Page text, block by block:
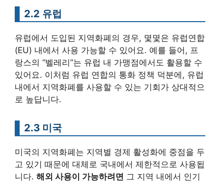
2.2 유럽
유럽에서 도입된 지역화폐의 경우, 몇몇은 유럽연합
(EU) 내에서 사용 가능할 수 있어요. 예를 들어, 프
랑스의 “벨레리”는 유럽 내 가맹점에서도 활용할 수
있어요. 이처럼 유럽 연합의 통화 정책 덕분에, 유럽
내에서 지역화폐를 사용할 수 있는 기회가 상대적으
로 높답니다.
2.3 미국
미국의 지역화폐는 지역별 경제 활성화에 중점을 두
고 있기 때문에 대체로 국내에서 제한적으로 사용됩
니다. 해외 사용이 가능하려면 그 지역 내에서 인기